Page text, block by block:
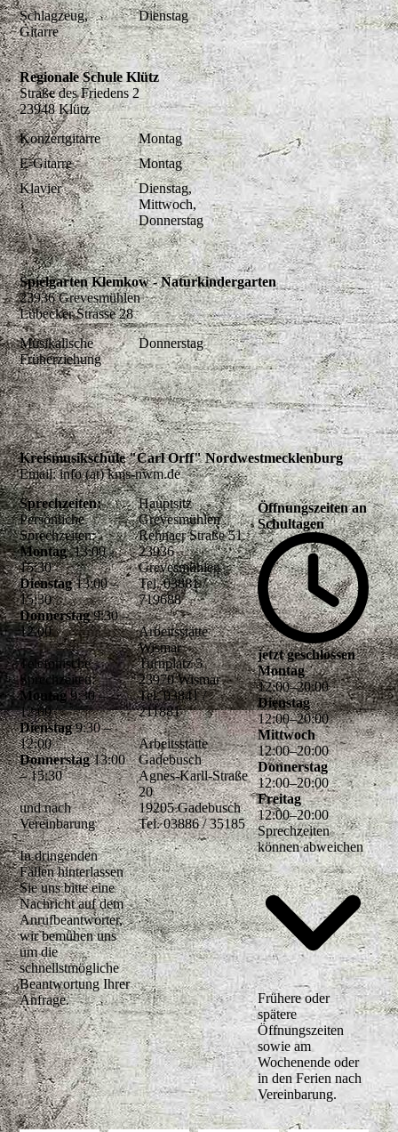
Schlagzeug,
Gitarre
Dienstag
Regionale Schule Klütz
Straße des Friedens 2
23948 Klütz
Konzertgitarre
Montag
E-Gitarre
Montag
Klavier
Dienstag,
Mittwoch,
Donnerstag
Spielgarten Klemkow - Naturkindergarten
23936 Grevesmühlen
Lübecker Strasse 28
Musikalische
Früherziehung
Donnerstag
Kreismusikschule "Carl Orff" Nordwestmecklenburg
Email: info (at) kms-nwm.de
Sprechzeiten:
Persönliche
Sprechzeiten:
Montag13:00 -
15:30
Dienstag13:00 –
15:30
Donnerstag9:30 –
12.00
Telefonische
Sprechzeiten:
Montag9:30 –
12:00
Dienstag9:30 –
12:00
Donnerstag13:00
– 15:30
und nach
Vereinbarung
In dringenden
Fällen hinterlassen
Sie uns bitte eine
Nachricht auf dem
Anrufbeantworter,
wir bemühen uns
um die
schnellstmögliche
Beantwortung Ihrer
Anfrage.
Hauptsitz
Grevesmühlen
Rehnaer Straße 51
23936
Grevesmühlen
Tel. 03881 /
719688
Arbeitsstätte
Wismar
Turnplatz 5
23970 Wismar
Tel. 03841 /
211881
Arbeitsstätte
Gadebusch
Agnes-Karll-Straße
20
19205 Gadebusch
Tel. 03886 / 35185
Öffnungszeiten an
Schultagen
jetzt geschlossen
Montag
12:00–20:00
Dienstag
12:00–20:00
Mittwoch
12:00–20:00
Donnerstag
12:00–20:00
Freitag
12:00–20:00
Sprechzeiten
können abweichen
Frühere oder
spätere
Öffnungszeiten
sowie am
Wochenende oder
in den Ferien nach
Vereinbarung.